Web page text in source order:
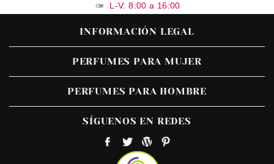
L-V: 8:00 a 16:00
INFORMACIÓN LEGAL
PERFUMES PARA MUJER
PERFUMES PARA HOMBRE
SÍGUENOS EN REDES